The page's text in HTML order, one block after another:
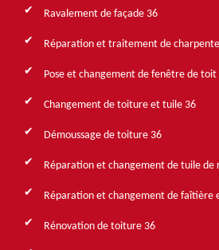
Ravalement de façade 36
Réparation et traitement de
Pose et changement de fenêtre de toit
Changement de toiture et tuile 36
Démoussage de toiture 36
Réparation et changement de tuile de
Réparation et changement de faîtière
Rénovation de toiture 36